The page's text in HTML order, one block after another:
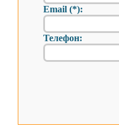
Email (*):
Телефон: